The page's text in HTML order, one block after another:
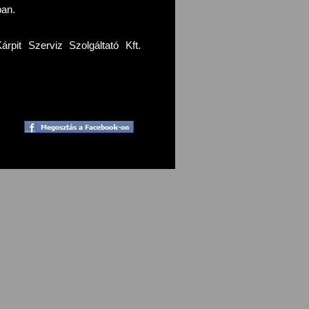
Szerviz Szolgáltató Kft.